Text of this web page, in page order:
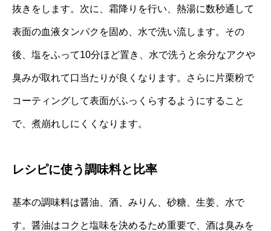
抜きをします。次に、霜降りを行い、熱湯に数秒通して
表面の血液タンパクを固め、水で洗い流します。その
後、塩をふって10分ほど置き、水で洗うと余分なアクや
臭みが取れて口当たりが良くなります。さらに片栗粉で
コーティングして表面がふっくらするようにすること
で、煮崩れしにくくなります。
レシピに使う調味料と比率
基本の調味料は醤油、酒、みりん、砂糖、生姜、水で
す。醤油はコクと塩味を決めるため重要で、酒は臭みを